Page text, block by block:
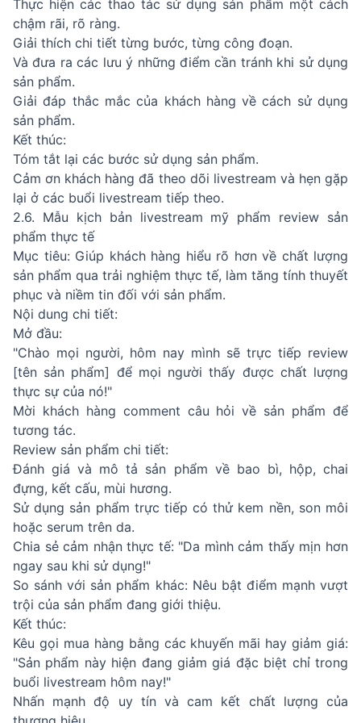
Thực hiện các thao tác sử dụng sản phẩm một cách
chậm rãi, rõ ràng.
Giải thích chi tiết từng bước, từng công đoạn.
Và đưa ra các lưu ý những điểm cần tránh khi sử dụng
sản phẩm.
Giải đáp thắc mắc của khách hàng về cách sử dụng
sản phẩm.
Kết thúc:
Tóm tắt lại các bước sử dụng sản phẩm.
Cảm ơn khách hàng đã theo dõi livestream và hẹn gặp
lại ở các buổi livestream tiếp theo.
2.6. Mẫu kịch bản livestream mỹ phẩm review sản
phẩm thực tế
Mục tiêu: Giúp khách hàng hiểu rõ hơn về chất lượng
sản phẩm qua trải nghiệm thực tế, làm tăng tính thuyết
phục và niềm tin đối với sản phẩm.
Nội dung chi tiết:
Mở đầu:
"Chào mọi người, hôm nay mình sẽ trực tiếp review
[tên sản phẩm] để mọi người thấy được chất lượng
thực sự của nó!"
Mời khách hàng comment câu hỏi về sản phẩm để
tương tác.
Review sản phẩm chi tiết:
Đánh giá và mô tả sản phẩm về bao bì, hộp, chai
đựng, kết cấu, mùi hương.
Sử dụng sản phẩm trực tiếp có thử kem nền, son môi
hoặc serum trên da.
Chia sẻ cảm nhận thực tế: "Da mình cảm thấy mịn hơn
ngay sau khi sử dụng!"
So sánh với sản phẩm khác: Nêu bật điểm mạnh vượt
trội của sản phẩm đang giới thiệu.
Kết thúc:
Kêu gọi mua hàng bằng các khuyến mãi hay giảm giá:
"Sản phẩm này hiện đang giảm giá đặc biệt chỉ trong
buổi livestream hôm nay!"
Nhấn mạnh độ uy tín và cam kết chất lượng của